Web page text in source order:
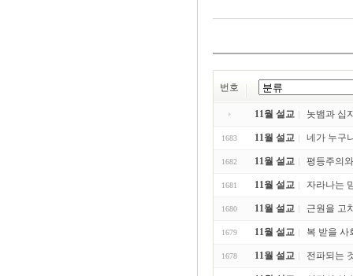
번호
11월 설교 놋뱀과 십
1683 11월 설교 네가 누구
1682 11월 설교 평등주의
1681 11월 설교 자라나는
1680 11월 설교 근원을 고
1679 11월 설교 복 받을 사
1678 11월 설교 전파되는